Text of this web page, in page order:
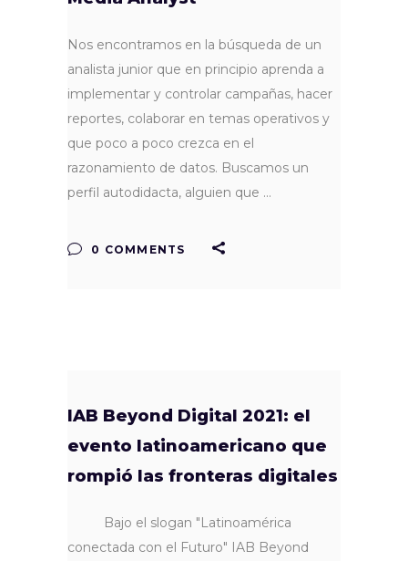
Nos encontramos en la búsqueda de un
analista junior que en principio aprenda a
implementar y controlar campañas, hacer
reportes, colaborar en temas operativos y
que poco a poco crezca en el
razonamiento de datos. Buscamos un
perfil autodidacta, alguien que
0 COMMENTS
IAB Beyond Digital 2021: el
evento latinoamericano que
rompió las fronteras digitales
Bajo el slogan "Latinoamérica
conectada con el Futuro" IAB Beyond